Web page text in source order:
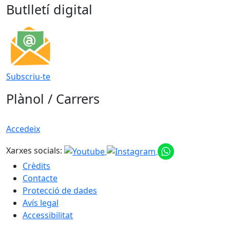
Butlletí digital
Subscriu-te
Plànol / Carrers
Accedeix
Xarxes socials:
Crèdits
Contacte
Protecció de dades
Avís legal
Accessibilitat